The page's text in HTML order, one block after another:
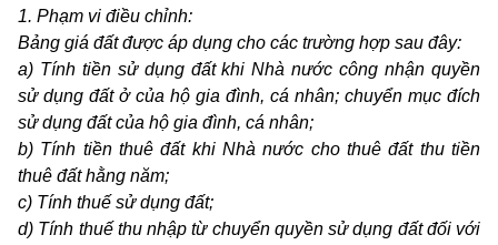
1. Phạm vi điều chỉnh:
Bảng giá đất được áp dụng cho các trường hợp sau đây:
a) Tính tiền sử dụng đất khi Nhà nước công nhận quyền
sử dụng đất ở của hộ gia đình, cá nhân; chuyển mục đích
sử dụng đất của hộ gia đình, cá nhân;
b) Tính tiền thuê đất khi Nhà nước cho thuê đất thu tiền
thuê đất hằng năm;
c) Tính thuế sử dụng đất;
d) Tính thuế thu nhập từ chuyển quyền sử dụng đất đối với